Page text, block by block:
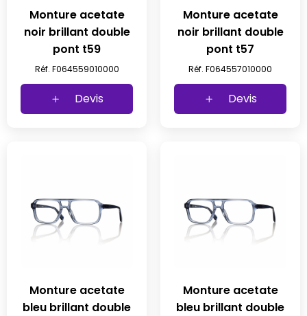
Monture acetate
noir brillant double
pont t59
Réf. F064559010000
Devis
Monture acetate
noir brillant double
pont t57
Réf. F064557010000
Devis
Monture acetate
bleu brillant double
Monture acetate
bleu brillant double